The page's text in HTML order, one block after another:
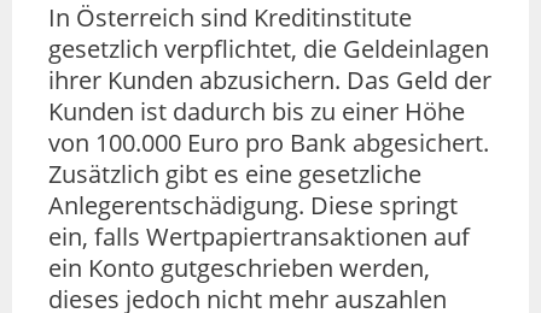
In Österreich sind Kreditinstitute
gesetzlich verpflichtet, die Geldeinlagen
ihrer Kunden abzusichern. Das Geld der
Kunden ist dadurch bis zu einer Höhe
von 100.000 Euro pro Bank abgesichert.
Zusätzlich gibt es eine gesetzliche
Anlegerentschädigung. Diese springt
ein, falls Wertpapiertransaktionen auf
ein Konto gutgeschrieben werden,
dieses jedoch nicht mehr auszahlen